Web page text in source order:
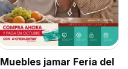
Muebles jamar Feria del